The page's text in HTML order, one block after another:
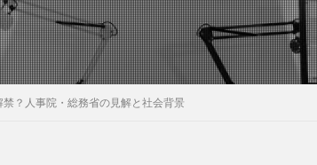
禁？人事院・総務省の見解と社会背景